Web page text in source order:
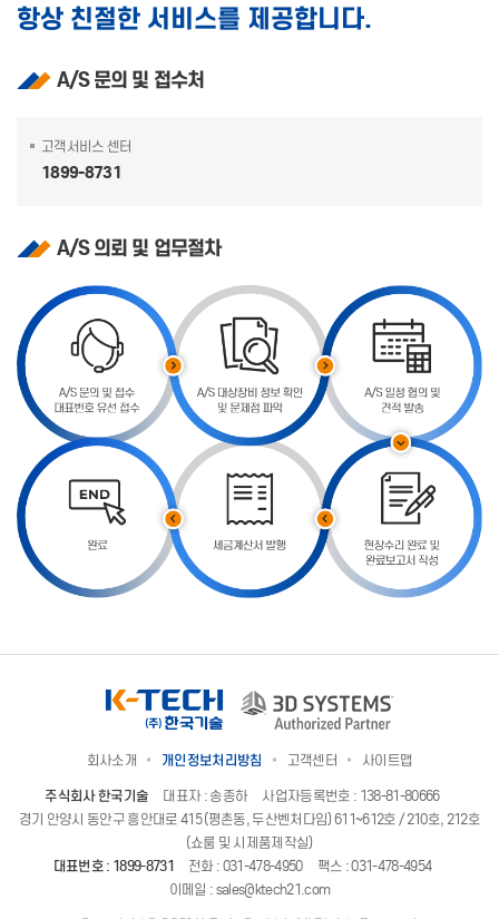
항상 친절한 서비스를 제공합니다.
A/S 문의 및 접수처
고객서비스 센터
1899-8731
A/S 의뢰 및 업무절차
회사소개 개인정보처리방침 고객센터 사이트맵
주식회사 한국기술 대표자 : 송종하
사업자등록번호 : 138-81-80666
경기 안양시 동안구 흥안대로 415 (평촌동, 두산벤처다임) 611~612호 / 210호, 212호
(쇼룸 및 시제품제작실)
대표번호 : 1899-8731 전화 : 031-478-4950
팩스 : 031-478-4954
이메일 : sales@ktech21.com